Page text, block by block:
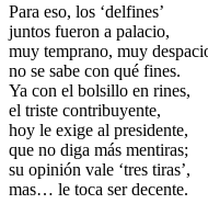
Para eso, los ‘delfines’
juntos fueron a palacio,
muy temprano, muy
no se sabe con qué fines.
Ya con el bolsillo en rines,
el triste contribuyente,
hoy le exige al presidente,
que no diga más mentiras;
su opinión vale ‘tres tiras’,
mas… le toca ser decente.